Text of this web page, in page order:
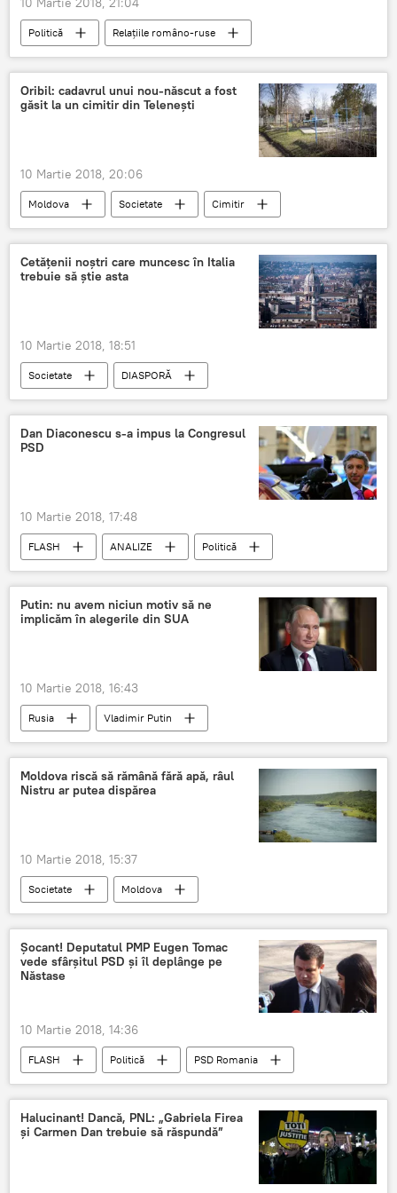
Congresul extraordinar al PSD
statul paralel
Politică
Relațiile româno-ruse
Federaţia Rusă
Teodor Meleşcanu
România
Rusia
Declarație
Ministerul Afacerilor Externe
Oribil: cadavrul unui nou-născut a fost
găsit la un cimitir din Telenești
10 Martie 2018, 20:06
Moldova Societate
Cimitir
Cadavru
nou-născut
poliția
bebeluș
Copil
Cetățenii noștri care muncesc în Italia
trebuie să știe asta
10 Martie 2018, 18:51
Societate DIASPORĂ
Dan Diaconescu s-a impus la Congresul
PSD
10 Martie 2018, 17:48
FLASH ANALIZE
Politică
PSD Romania
București
Dan Diaconescu
Congresul extraordinar al PSD
Putin: nu avem niciun motiv să ne
implicăm în alegerile din SUA
10 Martie 2018, 16:43
Rusia
Vladimir Putin
Mâna Moscovei
interviu
NBC
Alegerile prezidențiale din SUA
Moldova riscă să rămână fără apă, râul
Nistru ar putea dispărea
10 Martie 2018, 15:37
Societate
Moldova
Republica Moldova
Nistru
Ucraina
Şocant! Deputatul PMP Eugen Tomac
vede sfârşitul PSD şi îl deplânge pe
Năstase
10 Martie 2018, 14:36
FLASH Politică
PSD Romania
București
Adrian Năstase
Mircea Geoană
Victor Ponta
Liviu Dragnea
Eugen Tomac
PSD
Halucinant! Dancă, PNL: „Gabriela Firea
şi Carmen Dan trebuie să răspundă”